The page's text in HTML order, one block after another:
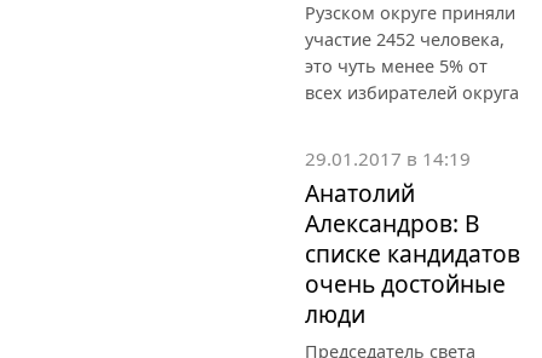
Рузском округе приняли
участие 2452 человека,
это чуть менее 5% от
всех избирателей округа
29.01.2017 в 14:19
Анатолий
Александров: В
списке кандидатов
очень достойные
люди
Председатель света